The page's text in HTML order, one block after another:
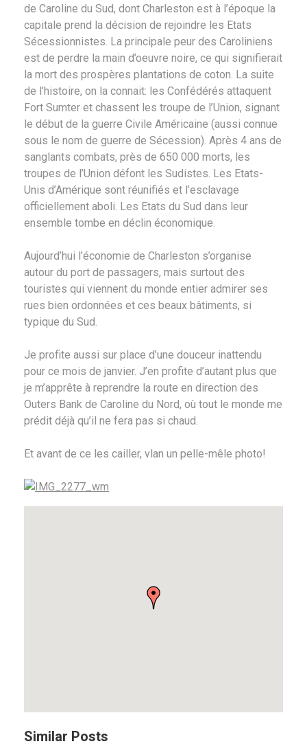
de Caroline du Sud, dont Charleston est à l’époque la
capitale prend la décision de rejoindre les Etats
Sécessionnistes. La principale peur des Caroliniens
est de perdre la main d’oeuvre noire, ce qui signifierait
la mort des prospères plantations de coton. La suite
de l’histoire, on la connait: les Confédérés attaquent
Fort Sumter et chassent les troupe de l’Union, signant
le début de la guerre Civile Américaine (aussi connue
sous le nom de guerre de Sécession). Après 4 ans de
sanglants combats, près de 650 000 morts, les
troupes de l’Union défont les Sudistes. Les Etats-
Unis d’Amérique sont réunifiés et l’esclavage
officiellement aboli. Les Etats du Sud dans leur
ensemble tombe en déclin économique.
Aujourd’hui l’économie de Charleston s’organise
autour du port de passagers, mais surtout des
touristes qui viennent du monde entier admirer ses
rues bien ordonnées et ces beaux bâtiments, si
typique du Sud.
Je profite aussi sur place d’une douceur inattendu
pour ce mois de janvier. J’en profite d’autant plus que
je m’apprête à reprendre la route en direction des
Outers Bank de Caroline du Nord, où tout le monde me
prédit déjà qu’il ne fera pas si chaud.
Et avant de ce les cailler, vlan un pelle-mêle photo!
Similar Posts